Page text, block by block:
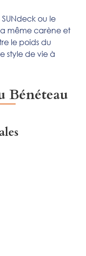
ou le
même carène et
le poids du
style de vie à
Bénéteau